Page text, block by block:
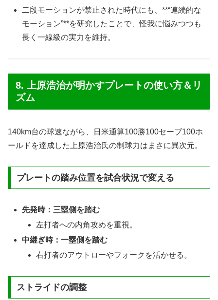
二段モーションが禁止された時代にも、**“連続的な
モーション”**を研究したことで、怪我に悩みつつも
長く一線級の実力を維持。
8. 上原浩治が明かすプレートの使い方＆リ
ズム
140km台の球速ながら、日米通算100勝100セーブ100ホ
ールドを達成した上原浩治氏の制球力はまさに異次元。
プレートの踏み位置を試合状況で変える
先発時：三塁側を踏む
左打者への内角攻めを重視。
中継ぎ時：一塁側を踏む
右打者のアウトローやフォークを活かせる。
ストライドの調整